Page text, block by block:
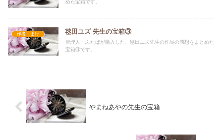
めた宝箱です。
作者：ま行 毬田ユズ 先生の宝箱③
管理人・ふたばが購入した、毬田ユズ先生の作品の感想をまとめた
宝箱③です。
やまねあやの先生の宝箱